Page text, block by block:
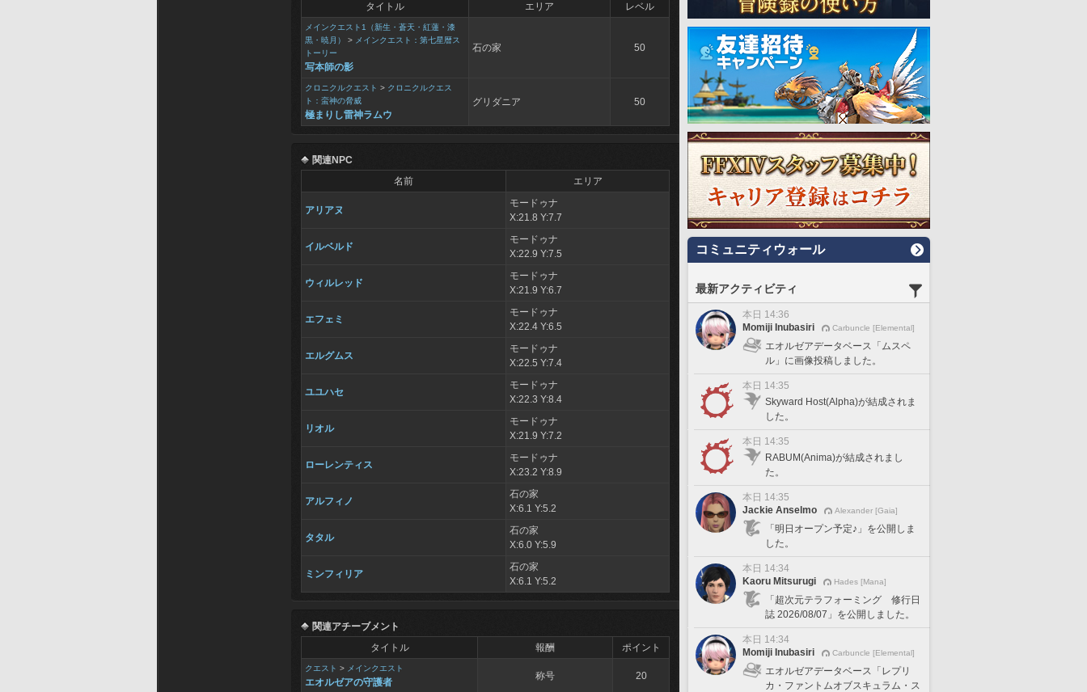
タイトル
エリア レベル
メインクエスト1（新生・蒼天・紅蓮・漆
黒・暁月）
> メインクエスト：第七星暦ス
トーリー
写本師の影
石の家 50
クロニクルクエスト > クロニクルクエス
ト：蛮神の脅威
極まりし雷神ラムウ
グリダニア 50
関連NPC
名前
エリア
アリアヌ
モードゥナ
X:21.8 Y:7.7
イルベルド
モードゥナ
X:22.9 Y:7.5
ウィルレッド
モードゥナ
X:21.9 Y:6.7
エフェミ
モードゥナ
X:22.4 Y:6.5
エルグムス
モードゥナ
X:22.5 Y:7.4
ユユハセ
モードゥナ
X:22.3 Y:8.4
リオル
モードゥナ
X:21.9 Y:7.2
ローレンティス
モードゥナ
X:23.2 Y:8.9
アルフィノ
石の家
X:6.1 Y:5.2
タタル
石の家
X:6.0 Y:5.9
ミンフィリア
石の家
X:6.1 Y:5.2
関連アチーブメント
タイトル
報酬 ポイント
クエスト > メインクエスト
エオルゼアの守護者
称号 20
コミュニティウォール
最新アクティビティ
本日 14:36
Momiji Inubasiri
Carbuncle [Elemental]
エオルゼアデータベース「ムスペ
ル」に画像投稿しました。
本日 14:35
Skyward Host(Alpha)が結成されま
した。
本日 14:35
RABUM(Anima)が結成されまし
た。
本日 14:35
Jackie Anselmo
Alexander [Gaia]
「明日オープン予定♪」を公開しま
した。
本日 14:34
Kaoru Mitsurugi
Hades [Mana]
「超次元テラフォーミング 修行日
誌 2026/08/07」を公開しました。
本日 14:34
Momiji Inubasiri
Carbuncle [Elemental]
エオルゼアデータベース「レプリ
カ・ファントムオブスキュラム・ス